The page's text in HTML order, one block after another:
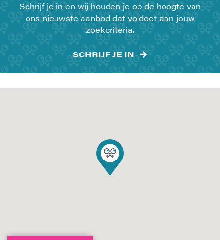
Schrijf je in en wij houden je op de hoogte van
ons nieuwste aanbod dat voldoet aan jouw
zoekcriteria.
SCHRIJF JE IN